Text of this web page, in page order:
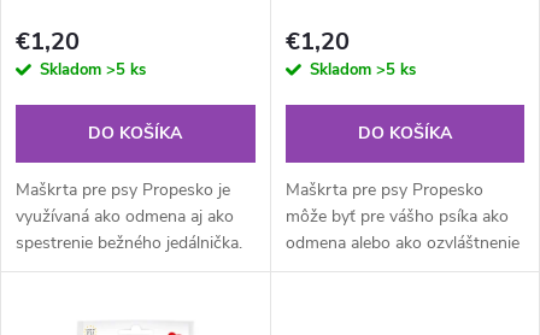
p
r
o
d
p
r
d
u
€1,20
Skladom >5 ks
DO KOŠÍKA
Maškrta pre psy Propesko je
využívaná ako odmena aj ako
spestrenie bežného jedálnička.
Vhodná je pre všetky plemená
najväčšie. Ak ide o zloženie, to...
€1,20
Skladom >5 ks
DO KOŠÍKA
Maškrta pre psy Propesko
môže byť pre vášho psíka ako
odmena alebo ako ozvláštnenie
bežného jedálnička. Je vhodná